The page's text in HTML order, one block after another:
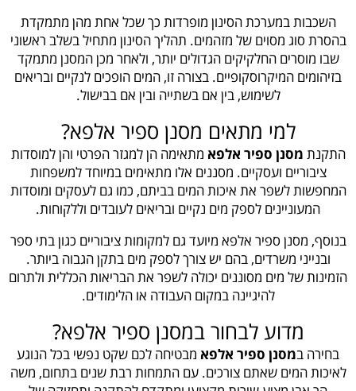
השכבות במערכת הסינון מופרדות כך שכל אחת מהן מתמקדת
בהסרת סוג מסוים של מזהמים. תהליך הסינון מתחיל בשלב ראשוני
שבו מוסרים החלקיקים הגדולים יותר, ולאחר מכן המסנן מתמקד
בזיהומים המיקרוסקופיים. בצורה זו, המים הופכים לנקיים ובריאים
לשימוש, בין אם בשתייה ובין אם בבישול.
למי מתאים מסנן ספיר אלפא?
התקנת מסנן ספיר אלפא מתאימה הן למגזר הפרטי והן למוסדות
ציבוריים ועסקיים. מסננים אלו מתאימים במיוחד למשפחות
המחפשות לשפר את איכות המים בביתם, כמו גם לעסקים ומוסדות
המעוניינים לספק מים נקיים ובריאים לעובדים וללקוחות.
בנוסף, מסנן ספיר אלפא מיועד גם למקומות ציבוריים כגון בתי ספר
ובנייני משרדים, בהם יש צורך לספק מים בתקן הגבוה ביותר.
הזמינות של מים מסוננים יכולה לשפר את הבריאות הכללית ולתרום
להיגיינה במקום העבודה או הלימודים.
מדוע לבחור במסנן ספיר אלפא?
בחירה במסנן ספיר אלפא מבטיחה לכם שקט נפשי בכל הנוגע
לאיכות המים שאתם צורכים. עם התמחות רבת שנים בתחום, משה